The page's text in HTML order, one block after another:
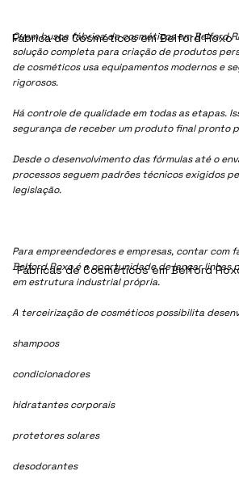
Quem busca fábrica de cosméticos em Belford
solução completa para criação de produtos
de cosméticos usa equipamentos modernos e
rigorosos.
Há controle de qualidade em todas as etapas.
segurança de receber um produto final pronto
Desde o desenvolvimento das fórmulas até o
processos seguem padrões técnicos exigidos
legislação.
Para empreendedores e empresas, contar com
Belford Roxo é a oportunidade de lançar linhas
em estrutura industrial própria.
A terceirização de cosméticos possibilita
shampoos
condicionadores
hidratantes corporais
protetores solares
desodorantes
Fábrica de Cosméticos em Belford Roxo
Fábricas de Cosméticos em Belford